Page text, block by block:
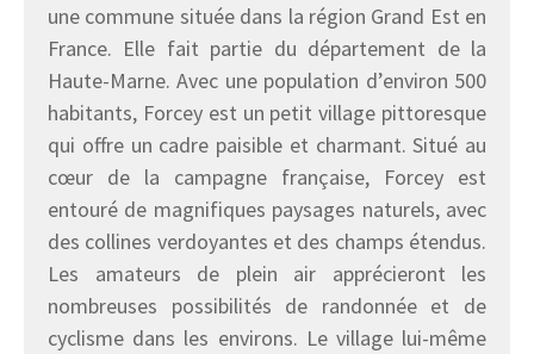
une commune située dans la région Grand Est en
France. Elle fait partie du département de la
Haute-Marne. Avec une population d’environ 500
habitants, Forcey est un petit village pittoresque
qui offre un cadre paisible et charmant. Situé au
cœur de la campagne française, Forcey est
entouré de magnifiques paysages naturels, avec
des collines verdoyantes et des champs étendus.
Les amateurs de plein air apprécieront les
nombreuses possibilités de randonnée et de
cyclisme dans les environs. Le village lui-même